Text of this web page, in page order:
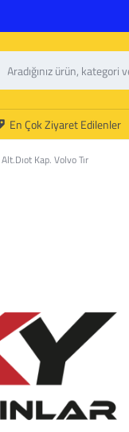
En Çok Ziyaret Edilenler
Alt.Dıot Kap. Volvo Tır